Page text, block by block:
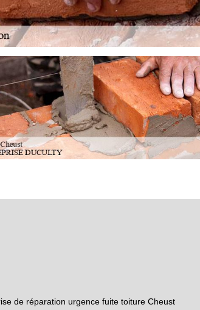
de réparation urgence fuite toiture Cheust